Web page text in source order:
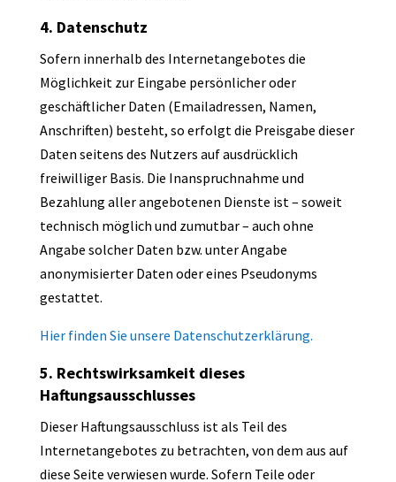
4. Datenschutz
Sofern innerhalb des Internetangebotes die
Möglichkeit zur Eingabe persönlicher oder
geschäftlicher Daten (Emailadressen, Namen,
Anschriften) besteht, so erfolgt die Preisgabe dieser
Daten seitens des Nutzers auf ausdrücklich
freiwilliger Basis. Die Inanspruchnahme und
Bezahlung aller angebotenen Dienste ist – soweit
technisch möglich und zumutbar – auch ohne
Angabe solcher Daten bzw. unter Angabe
anonymisierter Daten oder eines Pseudonyms
gestattet.
Hier finden Sie unsere Datenschutzerklärung.
5. Rechtswirksamkeit dieses
Haftungsausschlusses
Dieser Haftungsausschluss ist als Teil des
Internetangebotes zu betrachten, von dem aus auf
diese Seite verwiesen wurde. Sofern Teile oder